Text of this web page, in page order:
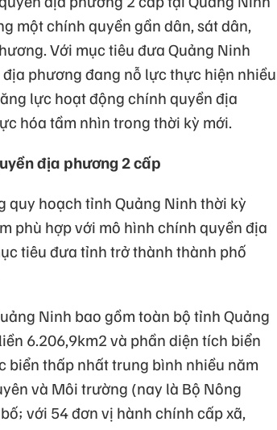
một chính quyền gần dân, sát dân,
Với mục tiêu đưa Quảng Ninh
phương đang nỗ lực thực hiện nhiều
lực hoạt động chính quyền địa
hóa tầm nhìn trong thời kỳ mới.
địa phương 2 cấp
quy hoạch tỉnh Quảng Ninh thời kỳ
phù hợp với mô hình chính quyền địa
tiêu đưa tỉnh trở thành thành phố
Ninh bao gồm toàn bộ tỉnh Quảng
6.206,9km2 và phần diện tích biển
thấp nhất trung bình nhiều năm
và Môi trường (nay là Bộ Nông
với 54 đơn vị hành chính cấp xã,